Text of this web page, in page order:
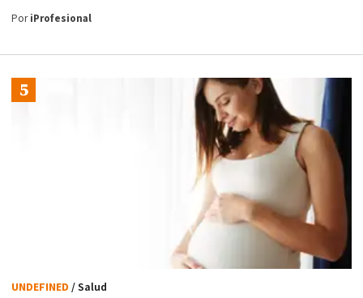
PoriProfesional
UNDEFINED / Salud